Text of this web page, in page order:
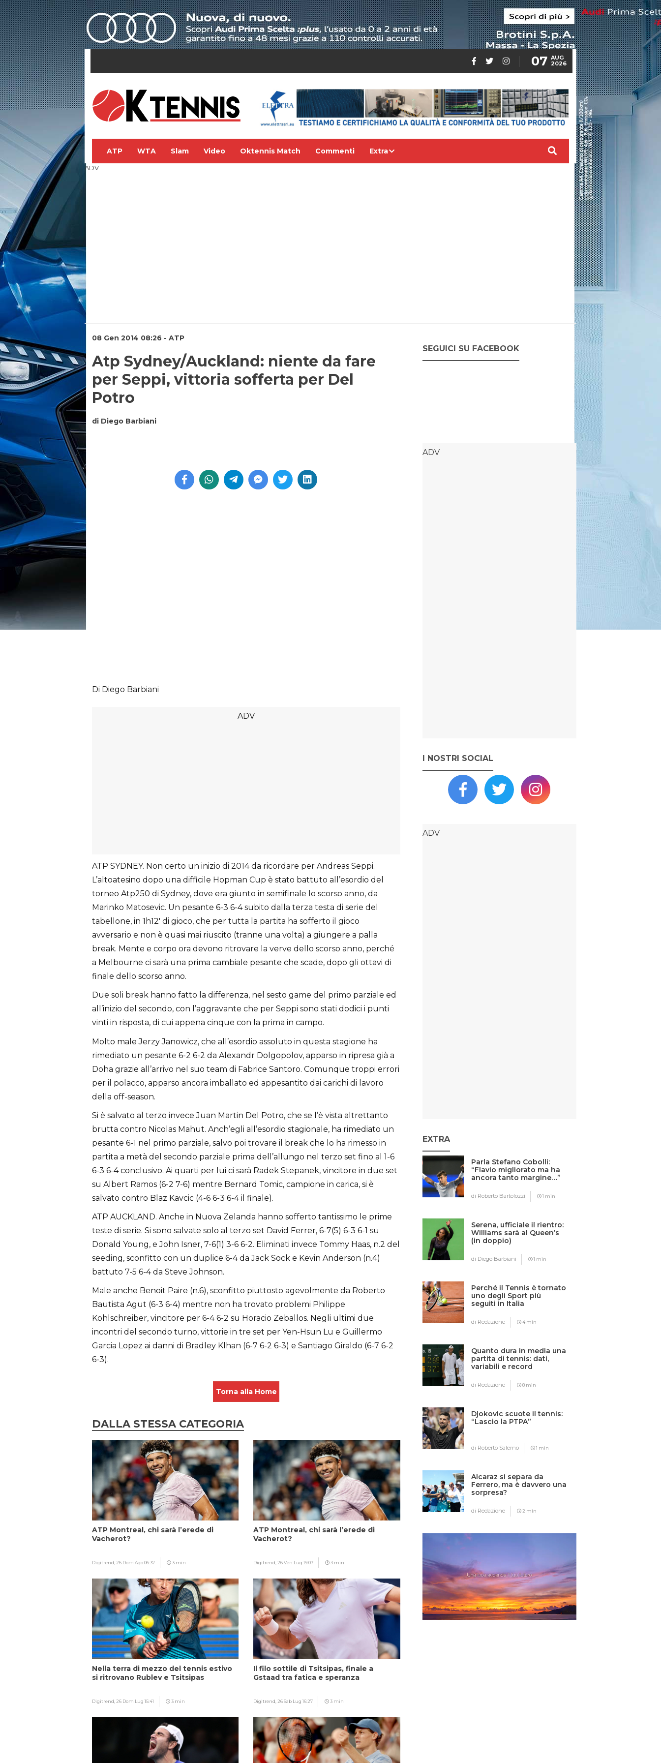
07 AUG
2026
ATP WTA Slam Video Oktennis Match Commenti Extra
08 Gen 2014 08:26 - ATP
Atp Sydney/Auckland: niente da fare
per Seppi, vittoria sofferta per Del
Potro
di Diego Barbiani
Di Diego Barbiani
ATP SYDNEY. Non certo un inizio di 2014 da ricordare per Andreas Seppi.
L’altoatesino dopo una difficile Hopman Cup è stato battuto all’esordio del
torneo Atp250 di Sydney, dove era giunto in semifinale lo scorso anno, da
Marinko Matosevic. Un pesante 6-3 6-4 subito dalla terza testa di serie del
tabellone, in 1h12′ di gioco, che per tutta la partita ha sofferto il gioco
avversario e non è quasi mai riuscito (tranne una volta) a giungere a palla
break. Mente e corpo ora devono ritrovare la verve dello scorso anno, perché
a Melbourne ci sarà una prima cambiale pesante che scade, dopo gli ottavi di
finale dello scorso anno.
Due soli break hanno fatto la differenza, nel sesto game del primo parziale ed
all’inizio del secondo, con l’aggravante che per Seppi sono stati dodici i punti
vinti in risposta, di cui appena cinque con la prima in campo.
Molto male Jerzy Janowicz, che all’esordio assoluto in questa stagione ha
rimediato un pesante 6-2 6-2 da Alexandr Dolgopolov, apparso in ripresa già a
Doha grazie all’arrivo nel suo team di Fabrice Santoro. Comunque troppi errori
per il polacco, apparso ancora imballato ed appesantito dai carichi di lavoro
della off-season.
Si è salvato al terzo invece Juan Martin Del Potro, che se l’è vista altrettanto
brutta contro Nicolas Mahut. Anch’egli all’esordio stagionale, ha rimediato un
pesante 6-1 nel primo parziale, salvo poi trovare il break che lo ha rimesso in
partita a metà del secondo parziale prima dell’allungo nel terzo set fino al 1-6
6-3 6-4 conclusivo. Ai quarti per lui ci sarà Radek Stepanek, vincitore in due set
su Albert Ramos (6-2 7-6) mentre Bernard Tomic, campione in carica, si è
salvato contro Blaz Kavcic (4-6 6-3 6-4 il finale).
ATP AUCKLAND. Anche in Nuova Zelanda hanno sofferto tantissimo le prime
teste di serie. Si sono salvate solo al terzo set David Ferrer, 6-7(5) 6-3 6-1 su
Donald Young, e John Isner, 7-6(1) 3-6 6-2. Eliminati invece Tommy Haas, n.2 del
seeding, sconfitto con un duplice 6-4 da Jack Sock e Kevin Anderson (n.4)
battuto 7-5 6-4 da Steve Johnson.
Male anche Benoit Paire (n.6), sconfitto piuttosto agevolmente da Roberto
Bautista Agut (6-3 6-4) mentre non ha trovato problemi Philippe
Kohlschreiber, vincitore per 6-4 6-2 su Horacio Zeballos. Negli ultimi due
incontri del secondo turno, vittorie in tre set per Yen-Hsun Lu e Guillermo
Garcia Lopez ai danni di Bradley Klhan (6-7 6-2 6-3) e Santiago Giraldo (6-7 6-2
6-3).
Torna alla Home
DALLA STESSA CATEGORIA
ATP Montreal, chi sarà l’erede di
Vacherot?
Digitrend, 26 Dom Ago 06:37 3 min
ATP Montreal, chi sarà l’erede di
Vacherot?
Digitrend, 26 Ven Lug 19:07 3 min
Nella terra di mezzo del tennis estivo
si ritrovano Rublev e Tsitsipas
Digitrend, 26 Dom Lug 15:41 3 min
Il filo sottile di Tsitsipas, finale a
Gstaad tra fatica e speranza
Digitrend, 26 Sab Lug 16:27 3 min
SEGUICI SU FACEBOOK
I NOSTRI SOCIAL
EXTRA
Parla Stefano Cobolli:
“Flavio migliorato ma ha
ancora tanto margine…”
di Roberto Bartolozzi 1 min
Serena, ufficiale il rientro:
Williams sarà al Queen’s
(in doppio)
di Diego Barbiani 1 min
Perché il Tennis è tornato
uno degli Sport più
seguiti in Italia
di Redazione 4 min
Quanto dura in media una
partita di tennis: dati,
variabili e record
di Redazione 8 min
Djokovic scuote il tennis:
“Lascio la PTPA”
di Roberto Salerno 1 min
Alcaraz si separa da
Ferrero, ma è davvero una
sorpresa?
di Redazione 2 min